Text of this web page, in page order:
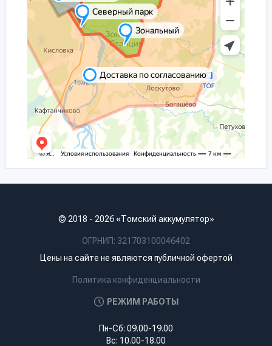
© 2018 - 2026 «Томский аккумулятор»
ОГРНИП: 321703100046402
Цены на сайте не являются публичной офертой
Политика конфиденциальности
РЕЖИМ РАБОТЫ
Пн-Сб: 09.00-19.00
Вс: 10.00-18.00